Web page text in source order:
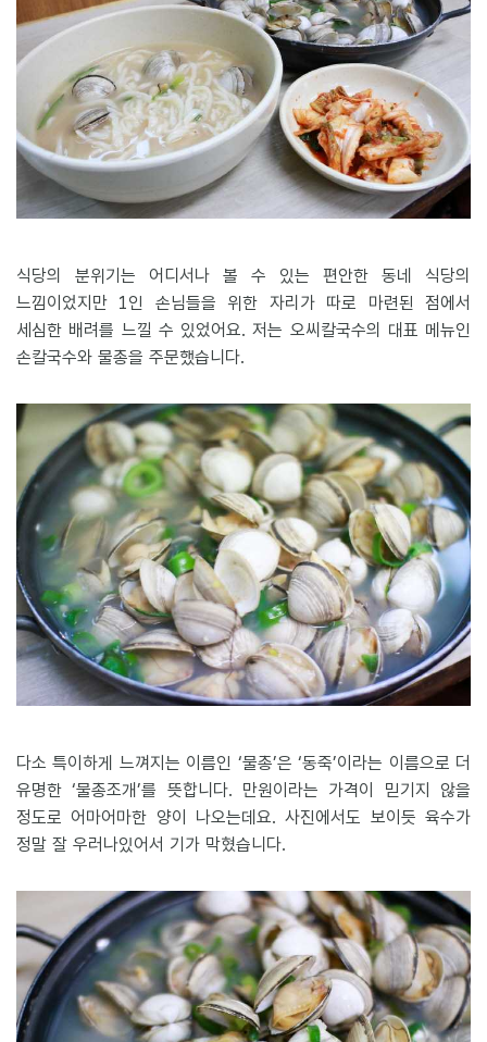
식당의 분위기는 어디서나 볼 수 있는 편안한 동네 식당의
느낌이었지만 1인 손님들을 위한 자리가 따로 마련된 점에서
세심한 배려를 느낄 수 있었어요. 저는 오씨칼국수의 대표 메뉴인
손칼국수와 물총을 주문했습니다.
다소 특이하게 느껴지는 이름인 ‘물총’은 ‘동죽’이라는 이름으로 더
유명한 ‘물총조개’를 뜻합니다. 만원이라는 가격이 믿기지 않을
정도로 어마어마한 양이 나오는데요. 사진에서도 보이듯 육수가
정말 잘 우러나있어서 기가 막혔습니다.